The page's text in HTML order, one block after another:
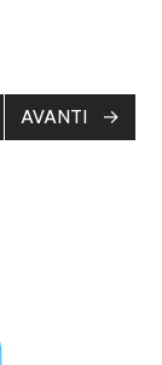
PAGINE
AVANTI